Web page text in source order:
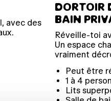
avec des
DORTOIR
BAIN
Réveille-toi
Un espace
vraiment
Peut être
1 à 4
Lits